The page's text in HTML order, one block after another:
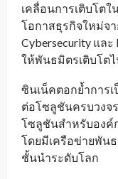
เคลื่อนการเติบโตใ
โอกาสธุรกิจใหม่จา
Cybersecurity แล
ให้พันธมิตรเติบโต
ซินเน็คตอกย้ำการเ
ต่อโซลูชันครบวงจ
โซลูชันสำหรับองค์
โดยมีเครือข่ายพัน
ชั้นนำระดับโลก